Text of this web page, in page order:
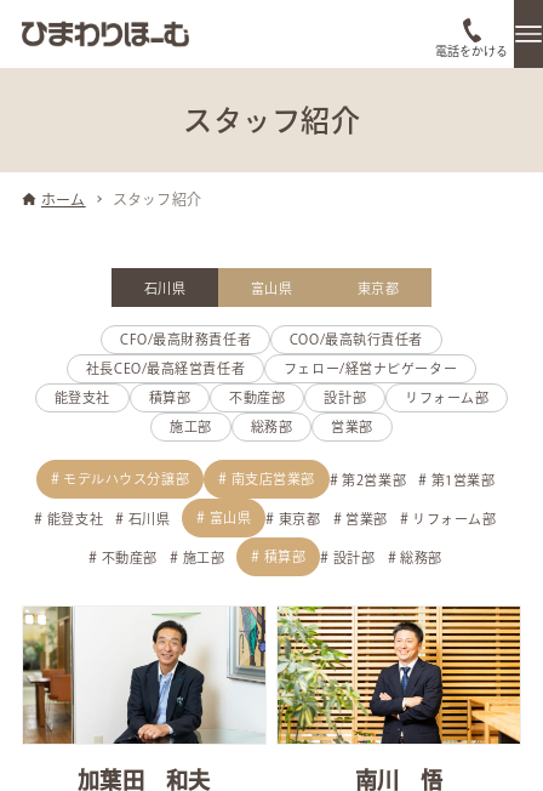
電話をかける
スタッフ紹介
ホーム スタッフ紹介
石川県 富山県 東京都
CFO/最高財務責任者 COO/最高執行責任者
社長CEO/最高経営責任者 フェロー/経営ナビゲーター
能登支社 積算部 不動産部 設計部 リフォーム部
施工部 総務部 営業部
モデルハウス分譲部 南支店営業部 第2営業部 第1営業部
能登支社 石川県 富山県 東京都 営業部 リフォーム部
不動産部 施工部 積算部 設計部 総務部
加葉田 和夫 南川 悟